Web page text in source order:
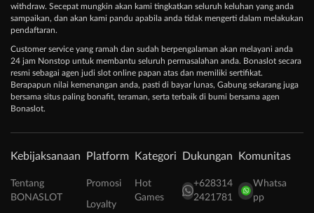
withdraw. Secepat mungkin akan kami tingkatkan seluruh keluhan yang anda
sampaikan, dan akan kami pandu apabila anda tidak mengerti dalam melakukan
pendaftaran.
Customer service yang ramah dan sudah berpengalaman akan melayani anda
24 jam Nonstop untuk membantu seluruh permasalahan anda. Bonaslot secara
resmi sebagai agen judi slot online papan atas dan memiliki sertifikat.
Berapapun nilai kemenangan anda, pasti di bayar lunas, Gabung sekarang juga
bersama situs paling bonafit, teraman, serta terbaik di bumi bersama agen
Bonaslot.
Kebijaksanaan
Tentang
BONASLOT
Platform
Promosi
Loyalty
Kategori
Hot
Games
Dukungan
+628314
2421781
Komunitas
Whatsa
pp